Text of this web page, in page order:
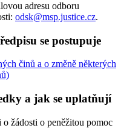
adresu odboru
odsk@msp.justice.cz.
se postupuje
činů a o změně některých
a jak se uplatňují
žádosti o peněžitou pomoc